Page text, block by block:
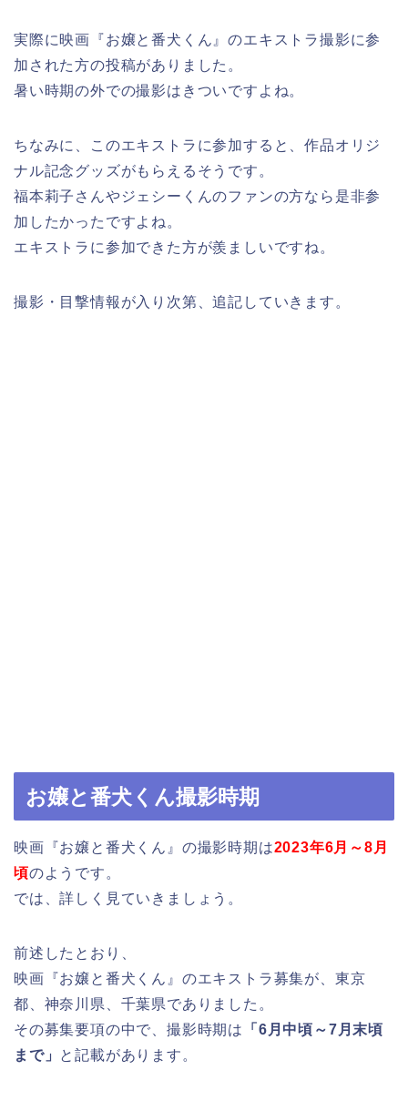
実際に映画『お嬢と番犬くん』のエキストラ撮影に参
加された方の投稿がありました。
暑い時期の外での撮影はきついですよね。
ちなみに、このエキストラに参加すると、作品オリジ
ナル記念グッズがもらえるそうです。
福本莉子さんやジェシーくんのファンの方なら是非参
加したかったですよね。
エキストラに参加できた方が羨ましいですね。
撮影・目撃情報が入り次第、追記していきます。
お嬢と番犬くん撮影時期
映画『お嬢と番犬くん』の撮影時期は2023年6月～8月
頃のようです。
では、詳しく見ていきましょう。
前述したとおり、
映画『お嬢と番犬くん』のエキストラ募集が、東京
都、神奈川県、千葉県でありました。
その募集要項の中で、撮影時期は
「6月中頃～7月末頃
まで」 と記載があります。